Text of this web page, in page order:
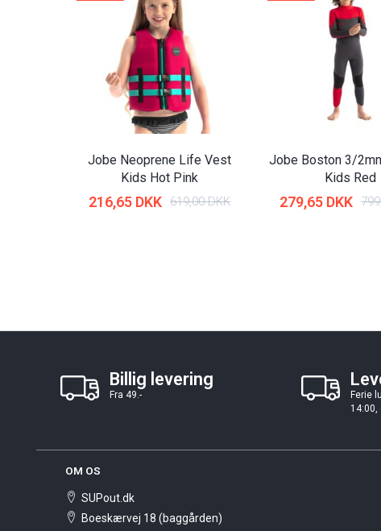
Jobe Neoprene Life Vest
Kids Hot Pink
216,65 DKK 619,00 DKK
Jobe Boston 3/
Kids Red
279,65 DKK
Billig levering
Fra 49.-
Ferie
14:00,
OM OS
SUPout.dk
Boeskærvej 18 (baggården)